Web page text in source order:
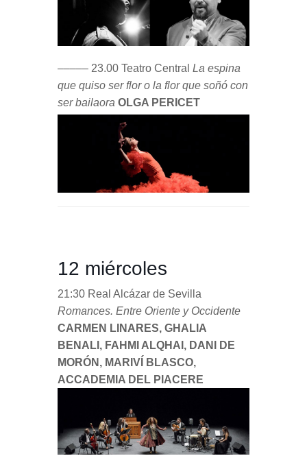
––––– 23.00 Teatro Central La espina
que quiso ser flor o la flor que soñó con
ser bailaora OLGA PERICET
12 miércoles
21:30 Real Alcázar de Sevilla
Romances. Entre Oriente y Occidente
CARMEN LINARES, GHALIA
BENALI, FAHMI ALQHAI, DANI DE
MORÓN, MARIVÍ BLASCO,
ACCADEMIA DEL PIACERE